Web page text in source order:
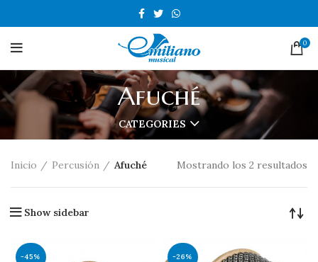
0
Afuché
CATEGORIES
Inicio Percusión Afuché Mostrando los 2 resultados
Show sidebar
-45% -26%